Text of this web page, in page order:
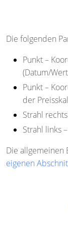
Die folgenden
Punkt–
(Datum/
Punkt–
der
Strahl rechts
Strahl links
Die allgemeinen
eigenen